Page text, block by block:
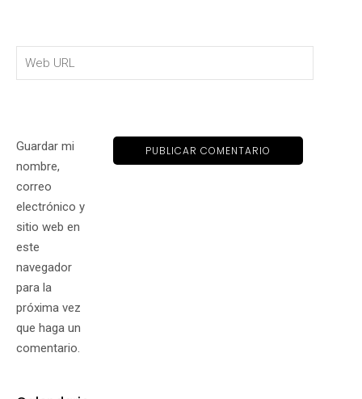
Guardar mi
nombre,
correo
electrónico y
sitio web en
este
navegador
para la
próxima vez
que haga un
comentario.